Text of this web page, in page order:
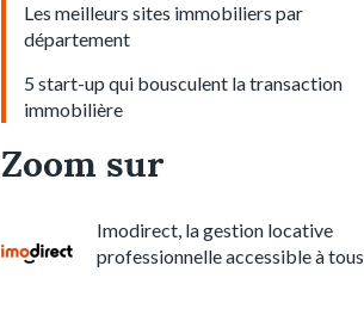
Les meilleurs sites immobiliers par
département
5 start-up qui bousculent la transaction
immobilière
Zoom sur
Imodirect, la gestion locative
professionnelle accessible à tous